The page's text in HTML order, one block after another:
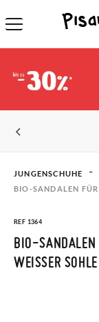
JUNGENSCHUHE
BIO-SANDALEN FÜR
REF 1364
BIO-SANDALEN
WEISSER SOHLE